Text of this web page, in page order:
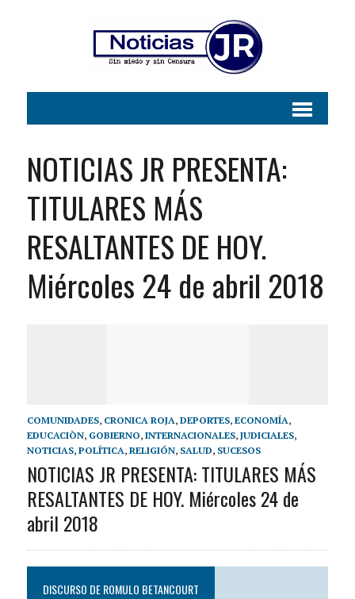
NOTICIAS JR PRESENTA:
TITULARES MÁS
RESALTANTES DE HOY.
Miércoles 24 de abril 2018
COMUNIDADES, CRONICA ROJA, DEPORTES, ECONOMÍA,
EDUCACIÒN, GOBIERNO, INTERNACIONALES, JUDICIALES,
NOTICIAS, POLÍTICA, RELIGIÓN, SALUD, SUCESOS
NOTICIAS JR PRESENTA: TITULARES MÁS
RESALTANTES DE HOY. Miércoles 24 de
abril 2018
DISCURSO DE ROMULO BETANCOURT